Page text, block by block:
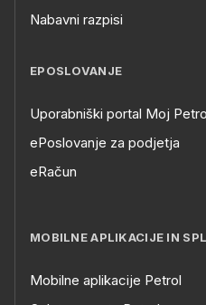
Nabavni razpisi
EPOSLOVANJE
Uporabniški portal Moj
ePoslovanje za podjetja
eRačun
MOBILNE APLIKACIJE IN
Mobilne aplikacije Petrol